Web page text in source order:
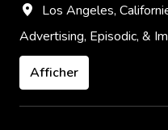
Los Angeles,
Advertising, Episodic, &
Afficher